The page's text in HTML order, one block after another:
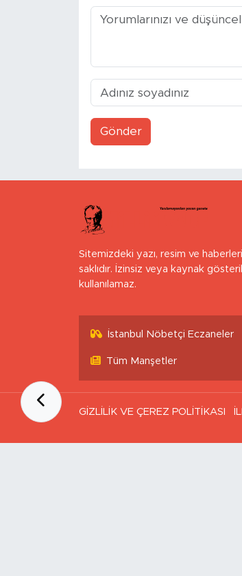
Gönder
Sitemizdeki yazı, resim ve
saklıdır. İzinsiz veya kaynak
kullanılamaz.
İstanbul Nöbetçi Eczaneler
Tüm Manşetler
GİZLİLİK VE ÇEREZ POLİTİKASI